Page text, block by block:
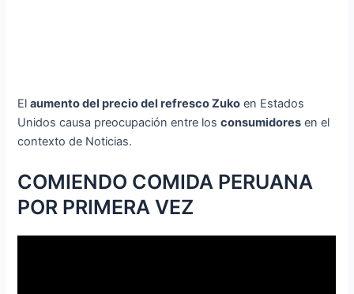
Elaumento del precio del refresco Zuko en Estados
Unidos causa preocupación entre losconsumidores en el
contexto de Noticias.
COMIENDO COMIDA PERUANA
POR PRIMERA VEZ